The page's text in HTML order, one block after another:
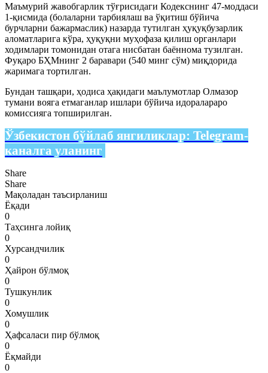
Маъмурий жавобгарлик тўғрисидаги Кодекснинг 47-моддаси
1-қисмида (болаларни тарбиялаш ва ўқитиш бўйича
бурчларни бажармаслик) назарда тутилган ҳуқуқбузарлик
аломатларига кўра, ҳуқуқни муҳофаза қилиш органлари
ходимлари томонидан отага нисбатан баённома тузилган.
Фуқаро БҲМнинг 2 баравари (540 минг сўм) миқдорида
жаримага тортилган.
Бундан ташқари, ҳодиса ҳақидаги маълумотлар Олмазор
тумани вояга етмаганлар ишлари бўйича идоралараро
комиссияга топширилган.
Ўзбекистон бўйлаб янгиликлар: Telegram-
каналга уланинг
Share
Share
Мақоладан таъсирланиш
Ёқади
0
Таҳсинга лойиқ
0
Хурсандчилик
0
Ҳайрон бўлмоқ
0
Тушкунлик
0
Хомушлик
0
Ҳафсаласи пир бўлмоқ
0
Ёқмайди
0